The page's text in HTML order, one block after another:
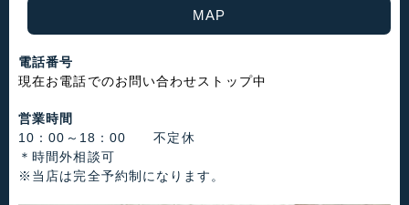
MAP
電話番号
現在お電話でのお問い合わせストップ中
営業時間
10：00～18：00 不定休
＊時間外相談可
※当店は完全予約制になります。